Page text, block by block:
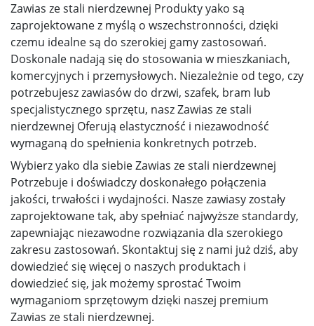
Zawias ze stali nierdzewnej Produkty yako są
zaprojektowane z myślą o wszechstronności, dzięki
czemu idealne są do szerokiej gamy zastosowań.
Doskonale nadają się do stosowania w mieszkaniach,
komercyjnych i przemysłowych. Niezależnie od tego, czy
potrzebujesz zawiasów do drzwi, szafek, bram lub
specjalistycznego sprzętu, nasz Zawias ze stali
nierdzewnej Oferują elastyczność i niezawodność
wymaganą do spełnienia konkretnych potrzeb.
Wybierz yako dla siebie Zawias ze stali nierdzewnej
Potrzebuje i doświadczy doskonałego połączenia
jakości, trwałości i wydajności. Nasze zawiasy zostały
zaprojektowane tak, aby spełniać najwyższe standardy,
zapewniając niezawodne rozwiązania dla szerokiego
zakresu zastosowań. Skontaktuj się z nami już dziś, aby
dowiedzieć się więcej o naszych produktach i
dowiedzieć się, jak możemy sprostać Twoim
wymaganiom sprzętowym dzięki naszej premium
Zawias ze stali nierdzewnej.